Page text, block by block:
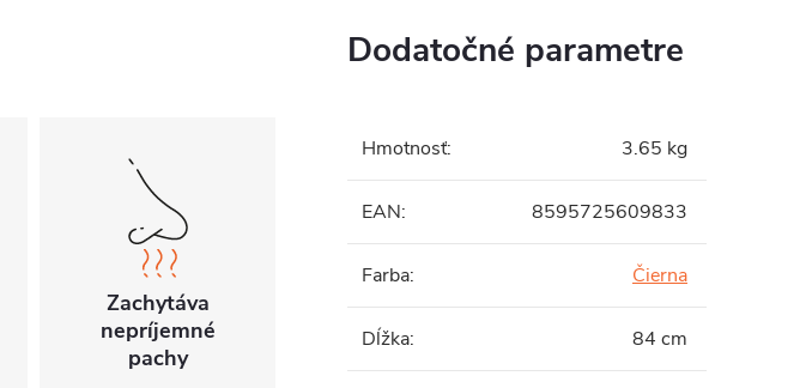
Zachytáva
nepríjemné
pachy
Dodatočné parametre
Hmotnosť: 3.65 kg
EAN: 8595725609833
Farba: Čierna
Dĺžka: 84 cm